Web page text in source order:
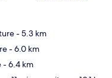
- 5.3 km
- 6.0 km
- 6.4 km